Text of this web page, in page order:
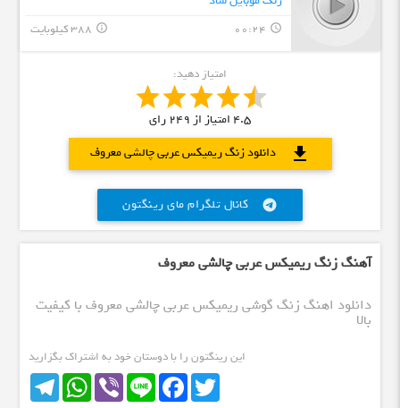
query_builder
00:24 388 کیلوبایت info_outline
امتیاز دهید:
4.5 امتیاز از249رای
دانلود زنگ ریمیکس عربی چالشی معروف
download
کانال تلگرام مای رینگتون telegram
آهنگ زنگ ریمیکس عربی چالشی معروف
دانلود اهنگ زنگ گوشی ریمیکس عربی چالشی معروف با کیفیت
بالا
این رینگتون را با دوستان خود به اشتراک بگزارید
TelegramWhatsApp Viber Line
FacebookTwitter